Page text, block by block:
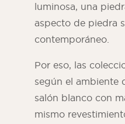
luminosa, una
aspecto de piedra
contemporáneo.
Por eso, las
según el ambiente
salón blanco con
mismo